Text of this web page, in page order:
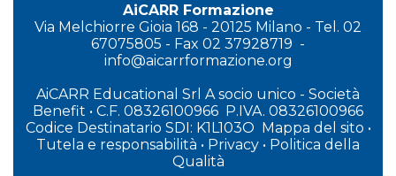
AiCARR Formazione
Via Melchiorre Gioia 168 - 20125 Milano - Tel. 02
67075805 - Fax 02 37928719 -
info@aicarrformazione.org
AiCARR Educational Srl A socio unico - Società
Benefit • C.F. 08326100966 P.IVA. 08326100966
Codice Destinatario SDI: K1L103O Mappa del sito •
Tutela e responsabilità • Privacy • Politica della
Qualità